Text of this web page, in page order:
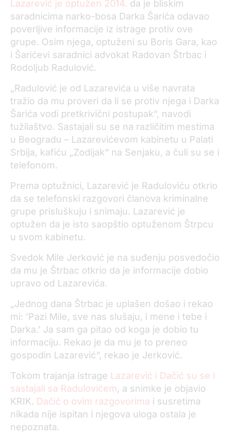
Lazarević je optužen 2014. da je bliskim
saradnicima narko-bosa Darka Šarića odavao
poverljive informacije iz istrage protiv ove
grupe. Osim njega, optuženi su Boris Gara, kao
i Šarićevi saradnici advokat Radovan Štrbac i
Rodoljub Radulović.
„Radulović je od Lazarevića u više navrata
tražio da mu proveri da li se protiv njega i Darka
Šarića vodi pretkrivični postupak“, navodi
tužilaštvo. Sastajali su se na različitim mestima
u Beogradu – Lazarevićevom kabinetu u Palati
Srbija, kafiću „Zodijak“ na Senjaku, a čuli su se i
telefonom.
Prema optužnici, Lazarević je Raduloviću otkrio
da se telefonski razgovori članova kriminalne
grupe prisluškuju i snimaju. Lazarević je
optužen da je isto saopštio optuženom Štrpcu
u svom kabinetu.
Svedok Mile Jerković je na suđenju posvedočio
da mu je Štrbac otkrio da je informacije dobio
upravo od Lazarevića.
„Jednog dana Štrbac je uplašen došao i rekao
mi: ’Pazi Mile, sve nas slušaju, i mene i tebe i
Darka.’ Ja sam ga pitao od koga je dobio tu
informaciju. Rekao je da mu je to preneo
gospodin Lazarević“, rekao je Jerković.
Tokom trajanja istrage Lazarević i Dačić su se i
sastajali sa Radulovićem, a snimke je objavio
KRIK. Dačić o ovim razgovorima i susretima
nikada nije ispitan i njegova uloga ostala je
nepoznata.